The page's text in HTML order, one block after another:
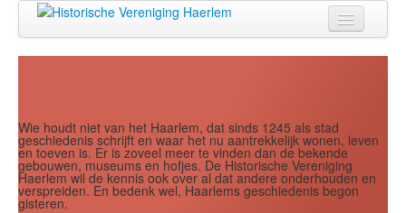
Zien
Lezen
Over ons
Wie houdt niet van het Haarlem, dat sinds 1245 als stad
geschiedenis schrijft en waar het nu aantrekkelijk wonen, leven
en toeven is. Er is zoveel meer te vinden dan de bekende
gebouwen, museums en hofjes. De Historische Vereniging
Haerlem wil de kennis ook over al dat andere onderhouden en
verspreiden. En bedenk wel, Haarlems geschiedenis begon
gisteren.
Jaar Maand Jaar
Maand